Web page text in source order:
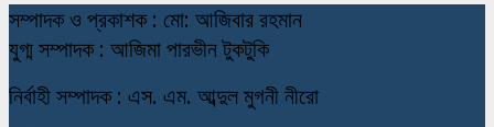
সম্পাদক ও প্রকাশক : মো: আজিবার রহমান
যুগ্ম সম্পাদক : আজিমা পারভীন টুকটুকি
নির্বাহী সম্পাদক : এস. এম. আব্দুল মুগনী নীরো